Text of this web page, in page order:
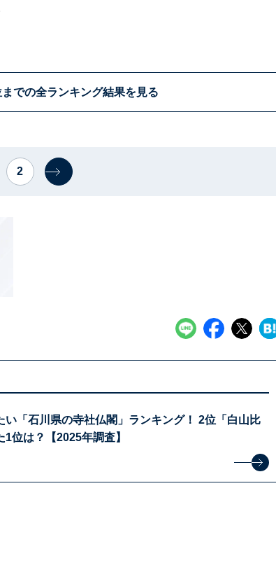
までの全ランキング結果を見る
2
い「石川県の寺社仏閣」ランキング！ 2位「白山比
1位は？【2025年調査】